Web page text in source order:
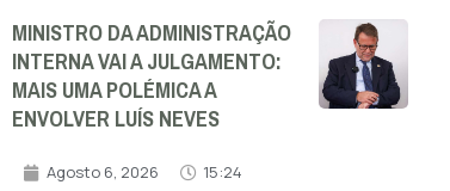
MINISTRO DA ADMINISTRAÇÃO
INTERNA VAI A JULGAMENTO:
MAIS UMA POLÉMICA A
ENVOLVER LUÍS NEVES
Agosto 6, 2026 15:24